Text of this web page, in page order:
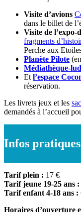
Visite d’avions
dans le billet de
Visite de l’expo-
fragments
Perche aux
Planète Pilote
Médiathèque-
Et l’espace
réservation.
Les livrets jeux et les
demandés à l’accueil
Infos pratiques
Tarif plein : 17 €
Tarif jeune 19-25 ans :
Tarif enfant 4-18 ans :
Horaires d’ouverture